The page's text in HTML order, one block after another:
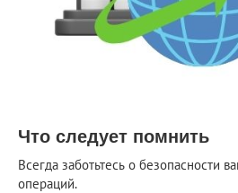
Что следует помнить
Всегда заботьтесь о безопасности
операций.